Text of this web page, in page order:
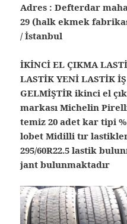
Adres : Defterdar
29 (halk ekmek
/ İstanbul
İKİNCİ EL ÇIKMA
LASTİK YENİ LASTİK
GELMİŞTİR ikinci el
markası Michelin
temiz 20 adet kar tipi
lobet Midilli tır
295/60R22.5 lastik
jant bulunmaktadır